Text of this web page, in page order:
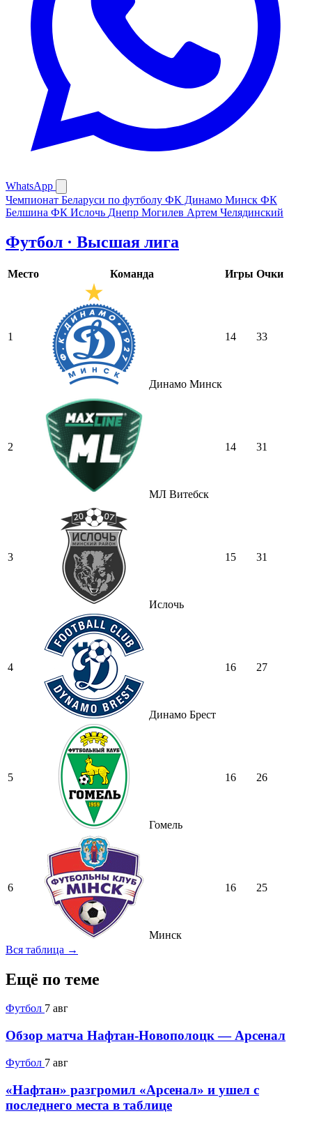
WhatsApp
Чемпионат Беларуси по футболу ФК Динамо Минск ФК
Белшина ФК Ислочь Днепр Могилев Артем Челядинский
Футбол · Высшая лига
Место Команда Игры Очки
1
Динамо Минск
14 33
2
МЛ Витебск
14 31
3
Ислочь
15 31
4
Динамо Брест
16 27
5
Гомель
16 26
6
Минск
16 25
Вся таблица →
Ещё по теме
Футбол 7 авг
Обзор матча Нафтан-Новополоцк — Арсенал
Футбол 7 авг
«Нафтан» разгромил «Арсенал» и ушел с
последнего места в таблице